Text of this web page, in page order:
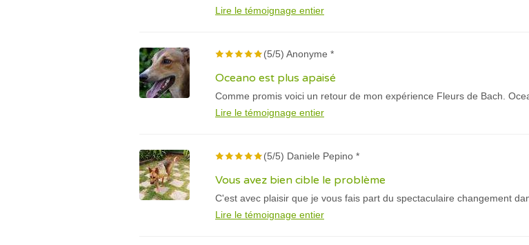
Lire le témoignage entier
(5/5) Anonyme *
Oceano est plus apaisé
Comme promis voici un retour de mon expérience Fleurs de Bach.
Lire le témoignage entier
(5/5) Daniele Pepino *
Vous avez bien cible le problème
C'est avec plaisir que je vous fais part du spectaculaire changement
Lire le témoignage entier